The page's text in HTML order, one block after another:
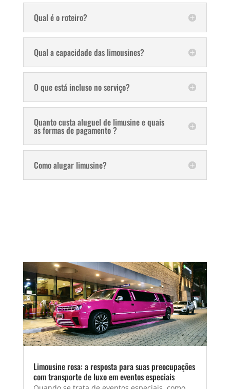
Qual é o roteiro?
Qual a capacidade das limousines?
O que está incluso no serviço?
Quanto custa aluguel de limusine e quais
as formas de pagamento ?
Como alugar limusine?
Limousine rosa: a resposta para suas preocupações
com transporte de luxo em eventos especiais